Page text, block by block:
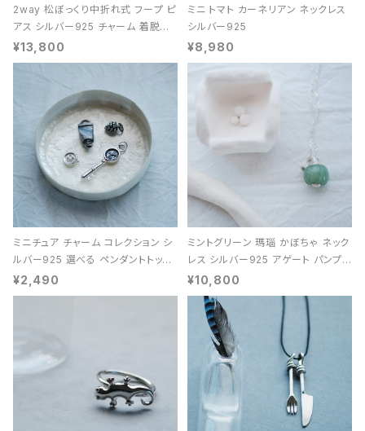
2way 松ぼっくり中折れ式 フープ ピ
アス シルバー925 チャーム 着脱可
能 レディース ユニセックス
¥13,800
ミニ トマト カーネリアン ネックレス
シルバー925
¥8,980
ミニチュア チャーム コレクション シ
ルバー925 選べる ペンダントトップ
レディース ユニセックス
¥2,490
ミントグリーン 瑪瑙 かぼちゃ ネック
レス シルバー925 アゲート パンプキ
ン 天然石 レディース
¥10,800